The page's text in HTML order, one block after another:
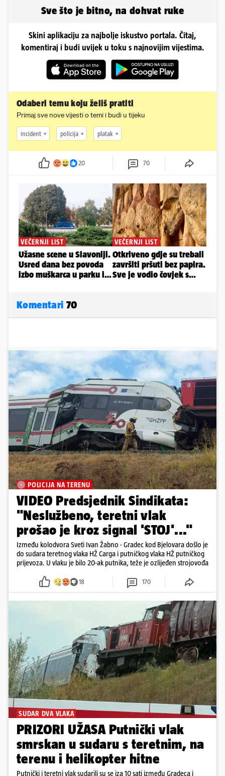
Sve što je bitno, na dohvat ruke
Skini aplikaciju za najbolje iskustvo portala. Čitaj,
komentiraj i budi uvijek u toku s najnovijim vijestima.
Odaberi temu koju želiš pratiti
Primaj sve nove vijesti o temi i budi u tijeku
incident policija platak
20 70
Komentari 70
POLICIJA NA TERENU
VIDEO Predsjednik Sindikata:
"Neslužbeno, teretni vlak
prošao je kroz signal 'STOJ'..."
Između kolodvora Sveti Ivan Žabno - Gradec kod Bjelovara došlo je
do sudara teretnog vlaka HŽ Carga i putničkog vlaka HŽ putničkog
prijevoza. U vlaku je bilo 20-ak putnika, teže je ozlijeđen strojovođa
18 170
SUDAR DVA VLAKA
PRIZORI UŽASA Putnički vlak
smrskan u sudaru s teretnim, na
terenu i helikopter hitne
Putnički i teretni vlak sudarili su se iza 10 sati između Gradeca i